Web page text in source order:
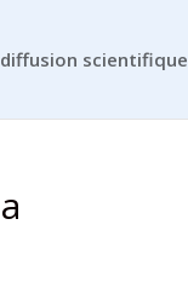
diffusion scientifique